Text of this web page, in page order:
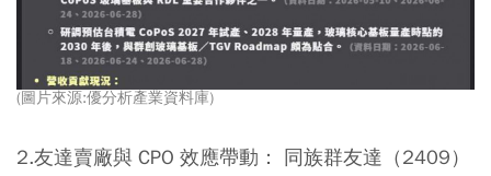
(圖片來源:優分析產業資料庫)
2.友達賣廠與 CPO 效應帶動： 同族群友達（2409）